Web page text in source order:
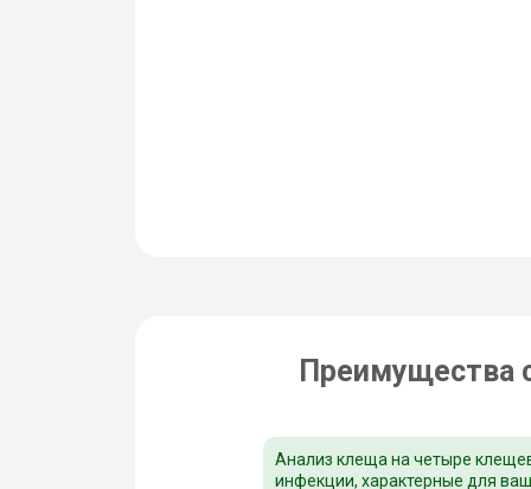
Преимущества
Анализ клеща на четыре
инфекции, характерные для